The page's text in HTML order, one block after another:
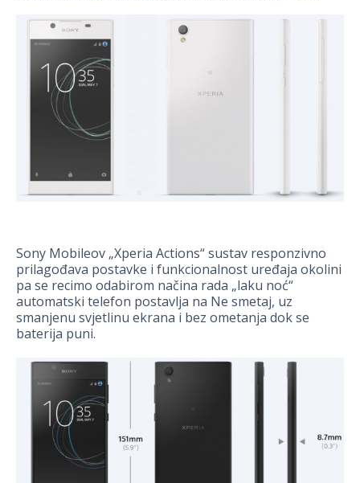
Sony Mobileov „Xperia Actions“ sustav responzivno
prilagođava postavke i funkcionalnost uređaja okolini
pa se recimo odabirom načina rada „laku noć“
automatski telefon postavlja na Ne smetaj, uz
smanjenu svjetlinu ekrana i bez ometanja dok se
baterija puni.